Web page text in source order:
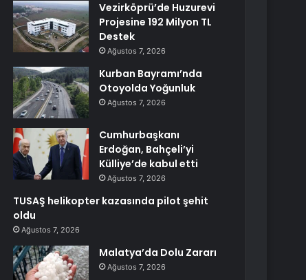
Vezirköprü’de Huzurevi
Projesine 192 Milyon TL
Destek
Ağustos 7, 2026
Kurban Bayramı’nda
Otoyolda Yoğunluk
Ağustos 7, 2026
Cumhurbaşkanı
Erdoğan, Bahçeli’yi
Külliye’de kabul etti
Ağustos 7, 2026
TUSAŞ helikopter kazasında pilot şehit
oldu
Ağustos 7, 2026
Malatya’da Dolu Zararı
Ağustos 7, 2026